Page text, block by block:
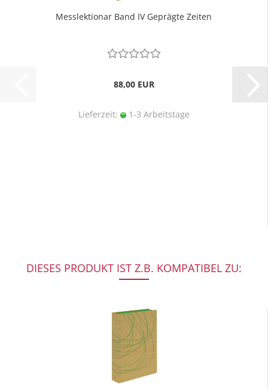
Messlektionar Band IV Geprägte Zeiten
88,00 EUR
Lieferzeit: 1-3 Arbeitstage
DIESES PRODUKT IST Z.B. KOMPATIBEL ZU: